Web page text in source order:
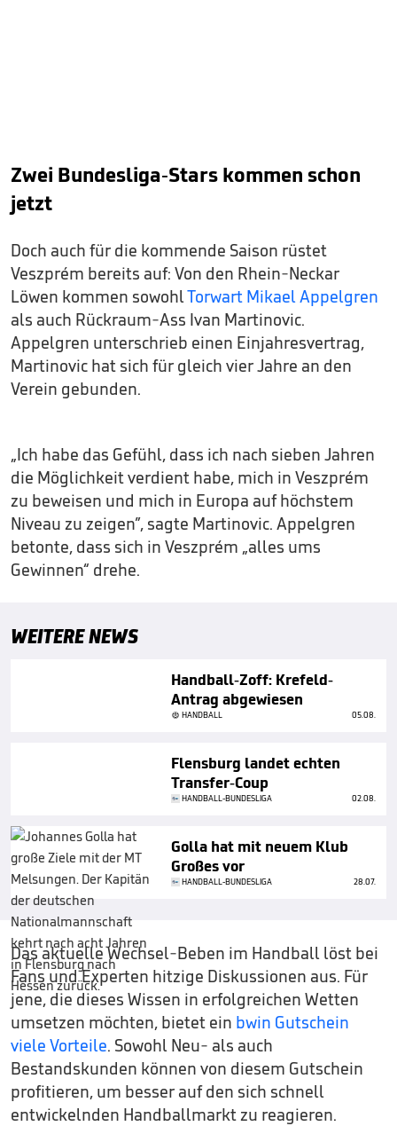
Zwei Bundesliga-Stars kommen schon
jetzt
Doch auch für die kommende Saison rüstet
Veszprém bereits auf: Von den Rhein-Neckar
Löwen kommen sowohlTorwart Mikael Appelgren
als auch Rückraum-Ass Ivan Martinovic.
Appelgren unterschrieb einen Einjahresvertrag,
Martinovic hat sich für gleich vier Jahre an den
Verein gebunden.
„Ich habe das Gefühl, dass ich nach sieben Jahren
die Möglichkeit verdient habe, mich in Veszprém
zu beweisen und mich in Europa auf höchstem
Niveau zu zeigen”, sagte Martinovic. Appelgren
betonte, dass sich in Veszprém „alles ums
Gewinnen“ drehe.
WEITERE NEWS
Handball-Zoff: Krefeld-
Antrag abgewiesen
HANDBALL 05.08.
Flensburg landet echten
Transfer-Coup
HANDBALL-BUNDESLIGA 02.08.
Golla hat mit neuem Klub
Großes vor
HANDBALL-BUNDESLIGA 28.07.
Das aktuelle Wechsel-Beben im Handball löst bei
Fans und Experten hitzige Diskussionen aus. Für
jene, die dieses Wissen in erfolgreichen Wetten
umsetzen möchten, bietet ein bwin Gutschein
viele Vorteile. Sowohl Neu- als auch
Bestandskunden können von diesem Gutschein
profitieren, um besser auf den sich schnell
entwickelnden Handballmarkt zu reagieren.